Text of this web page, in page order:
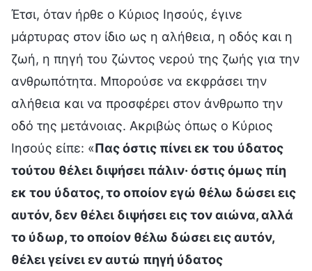
Έτσι, όταν ήρθε ο Κύριος Ιησούς, έγινε
μάρτυρας στον ίδιο ως η αλήθεια, η οδός και η
ζωή, η πηγή του ζώντος νερού της ζωής για την
ανθρωπότητα. Μπορούσε να εκφράσει την
αλήθεια και να προσφέρει στον άνθρωπο την
οδό της μετάνοιας. Ακριβώς όπως ο Κύριος
Ιησούς είπε: «Πας όστις πίνει εκ του ύδατος
τούτου θέλει διψήσει πάλιν· όστις όμως πίη
εκ του ύδατος, το οποίον εγώ θέλω δώσει εις
αυτόν, δεν θέλει διψήσει εις τον αιώνα, αλλά
το ύδωρ, το οποίον θέλω δώσει εις αυτόν,
θέλει γείνει εν αυτώ πηγή ύδατος